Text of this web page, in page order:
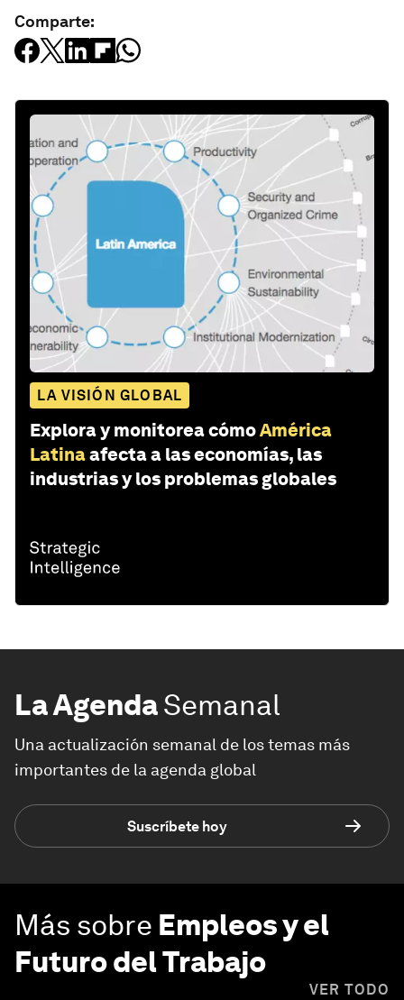
Comparte:
LA VISIÓN GLOBAL
Explora y monitorea cómoAmérica
Latinaafecta a las economías, las
industrias y los problemas globales
La AgendaSemanal
Una actualización semanal de los temas más
importantes de la agenda global
Suscríbete hoy
Más sobre Empleos y el
Futuro del Trabajo
VER TODO